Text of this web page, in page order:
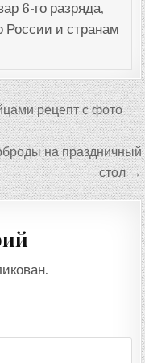
6-го разряда,
России и странам
рецепт с фото
на праздничный
стол →